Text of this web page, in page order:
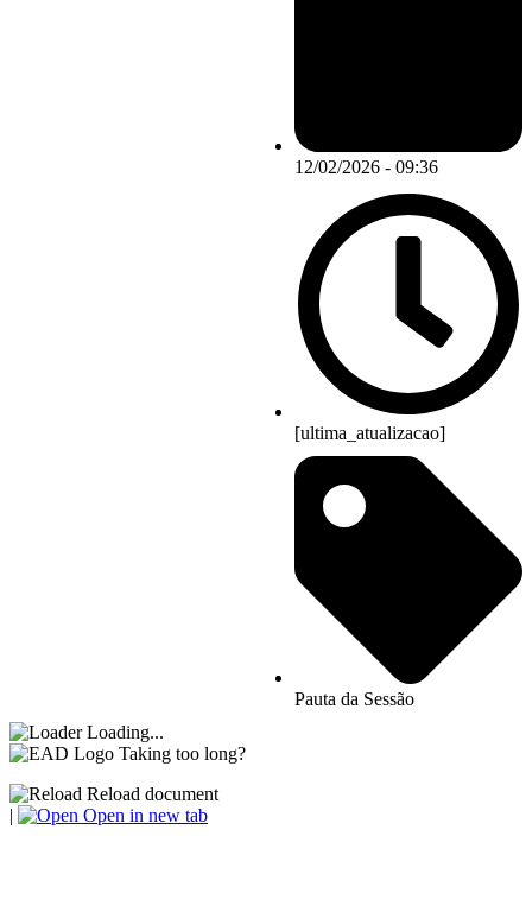
12/02/2026 - 09:36
[ultima_atualizacao]
Pauta da Sessão
Loading...
Taking too long?
Reload document
|
Open in new tab